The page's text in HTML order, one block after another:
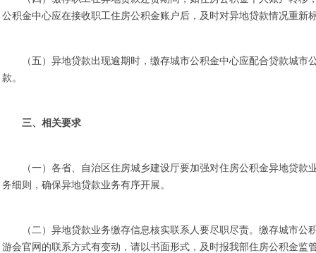
公积金中心应在接收职工住房公积金账户后，及时对异地贷款情况重新
（五）异地贷款出现逾期时，缴存城市公积金中心应配合贷款城
款。
三、相关要求
（一）各省、自治区住房城乡建设厅要加强对住房公积金异地贷
务细则，确保异地贷款业务有序开展。
（二）异地贷款业务缴存信息核实联系人要尽职尽责。缴存城市
游会官网的联系方式有变动，请以书面形式，及时报我部住房公积金监